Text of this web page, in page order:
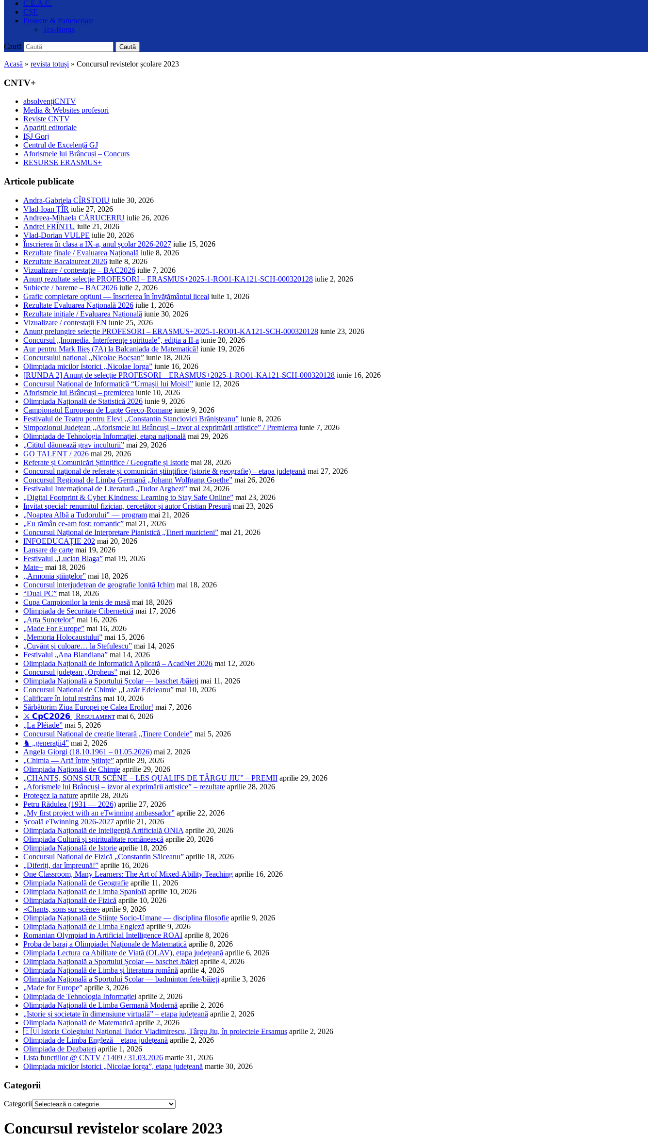
C.E.A.C.
CȘE
Proiecte & Parteneriate
Tea-Borgs
Caută Caută
Acasă » revista totuși » Concursul revistelor școlare 2023
CNTV+
absolvențiCNTV
Media & Websites profesori
Reviste CNTV
Apariții editoriale
IȘJ Gorj
Centrul de Excelență GJ
Aforismele lui Brâncuși – Concurs
RESURSE ERASMUS+
Articole publicate
Andra-Gabriela CÎRSTOIU iulie 30, 2026
Vlad-Ioan ȚÎR iulie 27, 2026
Andreea-Mihaela CĂRUCERIU iulie 26, 2026
Andrei FRÎNTU iulie 21, 2026
Vlad-Dorian VULPE iulie 20, 2026
Înscrierea în clasa a IX-a, anul școlar 2026-2027 iulie 15, 2026
Rezultate finale / Evaluarea Națională iulie 8, 2026
Rezultate Bacalaureat 2026 iulie 8, 2026
Vizualizare / contestație – BAC2026 iulie 7, 2026
Anunț rezultate selecție PROFESORI – ERASMUS+2025-1-RO01-KA121-SCH-000320128 iulie 2, 2026
Subiecte / bareme – BAC2026 iulie 2, 2026
Grafic completare opțiuni — înscrierea în învățământul liceal iulie 1, 2026
Rezultate Evaluarea Națională 2026 iulie 1, 2026
Rezultate inițiale / Evaluarea Națională iunie 30, 2026
Vizualizare / contestații EN iunie 25, 2026
Anunț prelungire selecție PROFESORI – ERASMUS+2025-1-RO01-KA121-SCH-000320128 iunie 23, 2026
Concursul „Inomedia. Interferențe spirituale”, ediția a II-a iunie 20, 2026
Aur pentru Mark Ilieș (7A) la Balcaniada de Matematică! iunie 19, 2026
Concursului național „Nicolae Bocșan” iunie 18, 2026
Olimpiada micilor Istorici ,,Nicolae Iorga” iunie 16, 2026
[RUNDA 2] Anunț de selecție PROFESORI – ERASMUS+2025-1-RO01-KA121-SCH-000320128 iunie 16, 2026
Concursul Național de Informatică “Urmașii lui Moisil” iunie 12, 2026
Aforismele lui Brâncuși – premierea iunie 10, 2026
Olimpiada Națională de Statistică 2026 iunie 9, 2026
Campionatul European de Lupte Greco-Romane iunie 9, 2026
Festivalul de Teatru pentru Elevi „Constantin Stanciovici Brănișteanu” iunie 8, 2026
Simpozionul Județean „Aforismele lui Brâncuși – izvor al exprimării artistice” / Premierea iunie 7, 2026
Olimpiada de Tehnologia Informației, etapa națională mai 29, 2026
„Cititul dăunează grav inculturii” mai 29, 2026
GO TALENT / 2026 mai 29, 2026
Referate și Comunicări Științifice / Geografie și Istorie mai 28, 2026
Concursul național de referate și comunicări științifice (istorie & geografie) – etapa județeană mai 27, 2026
Concursul Regional de Limba Germană „Johann Wolfgang Goethe” mai 26, 2026
Festivalul Internațional de Literatură „Tudor Arghezi” mai 24, 2026
„Digital Footprint & Cyber Kindness: Learning to Stay Safe Online” mai 23, 2026
Invitat special: renumitul fizician, cercetător și autor Cristian Presură mai 23, 2026
„Noaptea Albă a Tudorului” — program mai 21, 2026
„Eu rămân ce-am fost: romantic” mai 21, 2026
Concursul Național de Interpretare Pianistică „Tineri muzicieni” mai 21, 2026
INFOEDUCAȚIE 202 mai 20, 2026
Lansare de carte mai 19, 2026
Festivalul „Lucian Blaga” mai 19, 2026
Mate+ mai 18, 2026
,,Armonia științelor” mai 18, 2026
Concursul interjudețean de geografie Ioniță Ichim mai 18, 2026
“Dual PC” mai 18, 2026
Cupa Campionilor la tenis de masă mai 18, 2026
Olimpiada de Securitate Cibernetică mai 17, 2026
„Arta Sunetelor” mai 16, 2026
„Made For Europe” mai 16, 2026
„Memoria Holocaustului” mai 15, 2026
„Cuvânt și culoare… la Ștefulescu” mai 14, 2026
Festivalul „Ana Blandiana” mai 14, 2026
Olimpiada Națională de Informatică Aplicată – AcadNet 2026 mai 12, 2026
Concursul județean „Orpheus” mai 12, 2026
Olimpiada Națională a Sportului Școlar — baschet /băieți mai 11, 2026
Concursul Național de Chimie ,,Lazăr Edeleanu” mai 10, 2026
Calificare în lotul restrâns mai 10, 2026
Sărbătorim Ziua Europei pe Calea Eroilor! mai 7, 2026
⚔️ 𝗖𝗽𝗖𝟮𝟬𝟮𝟲 | Rᴇɢᴜʟᴀᴍᴇɴᴛ mai 6, 2026
„La Pléiade” mai 5, 2026
Concursul Național de creație literară „Tinere Condeie” mai 5, 2026
♞ „generații4” mai 2, 2026
Angela Giorgi (18.10.1961 – 01.05.2026) mai 2, 2026
„Chimia — Artă între Științe” aprilie 29, 2026
Olimpiada Națională de Chimie aprilie 29, 2026
„CHANTS, SONS SUR SCÈNE – LES QUALIFS DE TÂRGU JIU” – PREMII aprilie 29, 2026
„Aforismele lui Brâncuși – izvor al exprimării artistice” – rezultate aprilie 28, 2026
Protegez la nature aprilie 28, 2026
Petru Rădulea (1931 — 2026) aprilie 27, 2026
„My first project with an eTwinning ambassador” aprilie 22, 2026
Școală eTwinning 2026-2027 aprilie 21, 2026
Olimpiada Națională de Inteligență Artificială ONIA aprilie 20, 2026
Olimpiada Cultură și spiritualitate românească aprilie 20, 2026
Olimpiada Națională de Istorie aprilie 18, 2026
Concursul Național de Fizică „Constantin Sălceanu” aprilie 18, 2026
„Diferiți, dar împreună!” aprilie 16, 2026
One Classroom, Many Learners: The Art of Mixed-Ability Teaching aprilie 16, 2026
Olimpiada Națională de Geografie aprilie 11, 2026
Olimpiada Națională de Limba Spaniolă aprilie 10, 2026
Olimpiada Națională de Fizică aprilie 10, 2026
«Chants, sons sur scène» aprilie 9, 2026
Olimpiada Națională de Științe Socio-Umane — disciplina filosofie aprilie 9, 2026
Olimpiada Națională de Limba Engleză aprilie 9, 2026
Romanian Olympiad in Artificial Intelligence ROAI aprilie 8, 2026
Proba de baraj a Olimpiadei Naționale de Matematică aprilie 8, 2026
Olimpiada Lectura ca Abilitate de Viață (OLAV), etapa județeană aprilie 6, 2026
Olimpiada Națională a Sportului Școlar — baschet /băieți aprilie 4, 2026
Olimpiada Națională de Limba și literatura română aprilie 4, 2026
Olimpiada Națională a Sportului Școlar — badminton fete/băieți aprilie 3, 2026
„Made for Europe” aprilie 3, 2026
Olimpiada de Tehnologia Informației aprilie 2, 2026
Olimpiada Națională de Limba Germană Modernă aprilie 2, 2026
„Istorie și societate în dimensiune virtuală” – etapa județeană aprilie 2, 2026
Olimpiada Națională de Matematică aprilie 2, 2026
🇪🇺 Istoria Colegiului Național Tudor Vladimirescu, Târgu Jiu, în proiectele Ersamus aprilie 2, 2026
Olimpiada de Limba Engleză – etapa județeană aprilie 2, 2026
Olimpiada de Dezbateri aprilie 1, 2026
Lista funcțiilor @ CNTV / 1409 / 31.03.2026 martie 31, 2026
Olimpiada micilor Istorici „Nicolae Iorga”, etapa județeană martie 30, 2026
Categorii
Categorii
Concursul revistelor școlare 2023